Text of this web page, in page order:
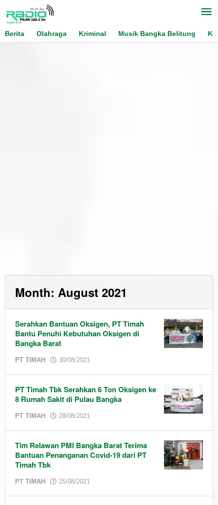
content
Berita
Olahraga Kriminal Musik Bangka Belitung
Month: August 2021
Serahkan Bantuan Oksigen, PT Timah
Bantu Penuhi Kebutuhan Oksigen di
Bangka Barat
PT TIMAH 30/08/2021
PT Timah Tbk Serahkan 6 Ton Oksigen ke
8 Rumah Sakit di Pulau Bangka
PT TIMAH 28/08/2021
Tim Relawan PMI Bangka Barat Terima
Bantuan Penanganan Covid-19 dari PT
Timah Tbk
PT TIMAH 25/08/2021